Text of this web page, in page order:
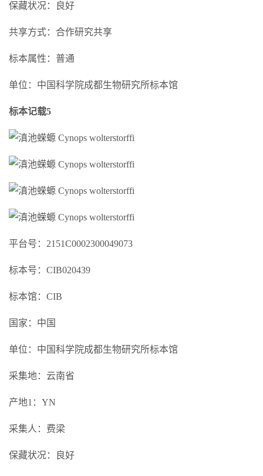
保藏状况：良好
共享方式：合作研究共享
标本属性：普通
单位：中国科学院成都生物研究所标本馆
标本记载5
平台号：2151C0002300049073
标本号：CIB020439
标本馆：CIB
国家：中国
单位：中国科学院成都生物研究所标本馆
采集地：云南省
产地1：YN
采集人：费梁
保藏状况：良好